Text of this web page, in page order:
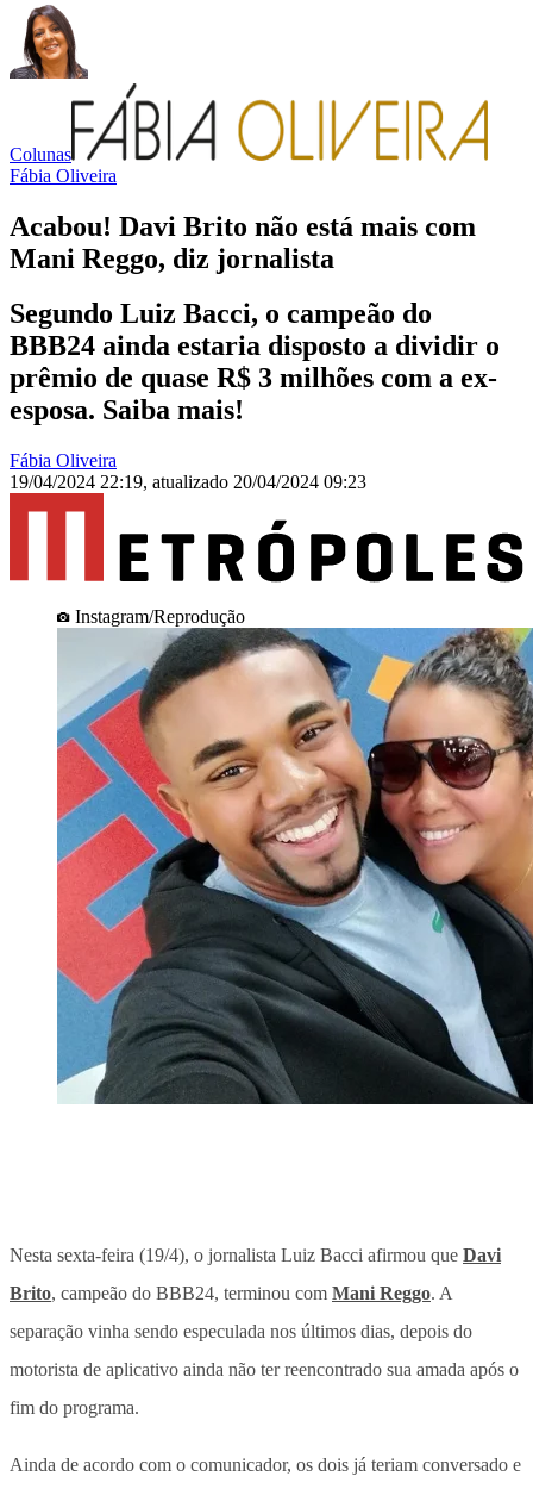
Colunas
Fábia Oliveira
Acabou! Davi Brito não está mais com
Mani Reggo, diz jornalista
Segundo Luiz Bacci, o campeão do
BBB24 ainda estaria disposto a dividir o
prêmio de quase R$ 3 milhões com a ex-
esposa. Saiba mais!
Fábia Oliveira
19/04/2024 22:19, atualizado 20/04/2024 09:23
Instagram/Reprodução
Nesta sexta-feira (19/4), o jornalista Luiz Bacci afirmou que Davi
Brito, campeão do BBB24, terminou com Mani Reggo. A
separação vinha sendo especulada nos últimos dias, depois do
motorista de aplicativo ainda não ter reencontrado sua amada após o
fim do programa.
Ainda de acordo com o comunicador, os dois já teriam conversado e